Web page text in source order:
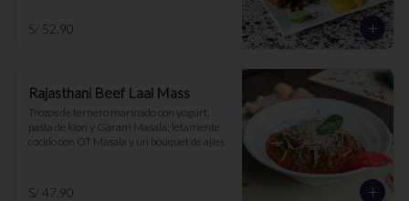
S/ 52.90
Rajasthani Beef Laal Mass
Trozos de ternero marinado con yogurt,
pasta de kion y Garam Masala; letamente
cocido con OT Masala y un bouquet de ajíes
S/ 47.90